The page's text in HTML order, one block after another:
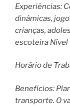
Experiências:
dinâmicas,
crianças,
escoteira Nível
Horário de
Benefícios:
transporte. O